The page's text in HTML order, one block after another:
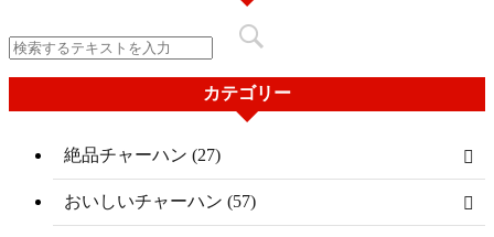
カテゴリー
絶品チャーハン (27)
おいしいチャーハン (57)